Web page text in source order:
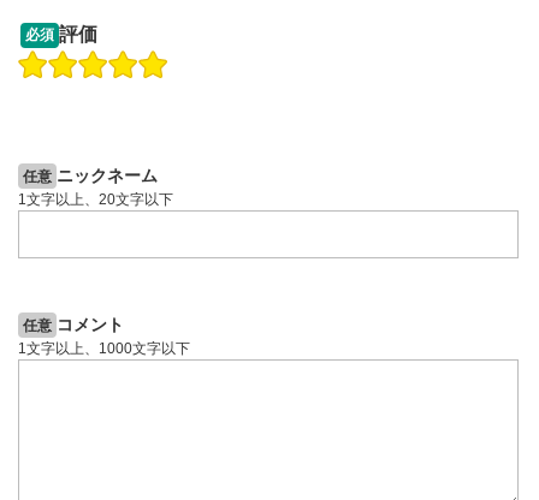
操作説明動画
必須 評価
任意 ニックネーム
1文字以上、20文字以下
任意 コメント
1文字以上、1000文字以下